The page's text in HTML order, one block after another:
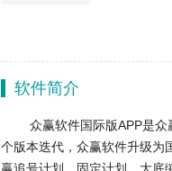
软件简介
众赢软件国际版APP是众赢
个版本迭代，众赢软件升级为